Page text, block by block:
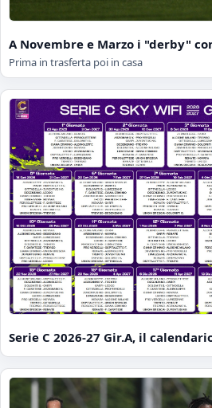
A Novembre e Marzo i "derby"
Prima in trasferta poi in casa
Serie C 2026-27 Gir.A, il